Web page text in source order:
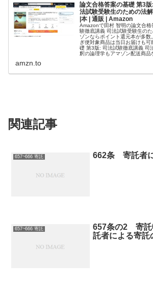
論文合格答案の基礎 第3
法試験受験生のための法
|本 | 通販 | Amazon
Amazonで田村 智明の論文合
験徹底講義 司法試験受験生の
ゾンならポイント還元本が多
ぎ便対象商品は当日お届けも
礎 第3版: 司法試験徹底講義 司
釈の論理学もアマゾン配送商品
amzn.to
関連記事
657~666 寄託 662条 寄託者
657~666 寄託
657条の2 寄託
託者による寄託